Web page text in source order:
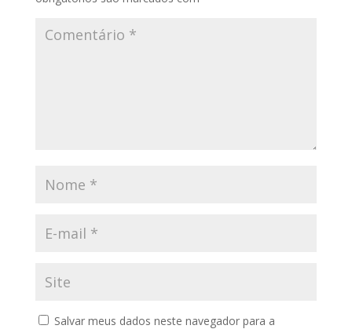
Salvar meus dados neste navegador para a